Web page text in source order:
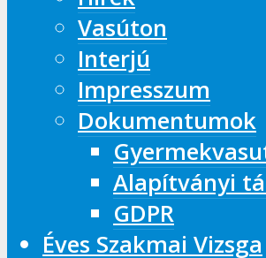
Vasúton
Interjú
Impresszum
Dokumentumok
Alapítványi
GDPR
Éves Szakmai Vizsga